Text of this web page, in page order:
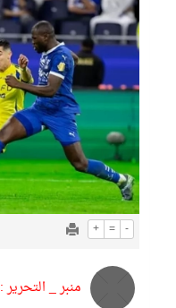
+ = -
منبر _ التحرير :